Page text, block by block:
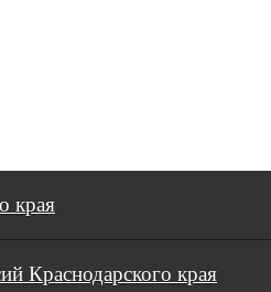
края
Краснодарского края